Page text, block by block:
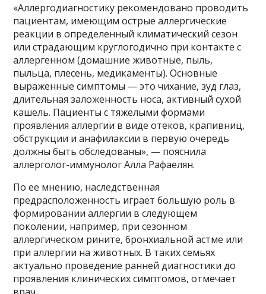
«Аллергодиагностику рекомендовано проводить
пациентам, имеющим острые аллергические
реакции в определенный климатический сезон
или страдающим круглогодично при контакте с
аллергенном (домашние животные, пыль,
пыльца, плесень, медикаменты). Основные
выраженные симптомы — это чихание, зуд глаз,
длительная заложенность носа, активный сухой
кашель. Пациенты с тяжелыми формами
проявления аллергии в виде отеков, крапивниц,
обструкции и анафилаксии в первую очередь
должны быть обследованы», — пояснила
аллерголог-иммунолог Алла Рафаелян.
По ее мнению, наследственная
предрасположенность играет большую роль в
формировании аллергии в следующем
поколении, например, при сезонном
аллергическом рините, бронхиальной астме или
при аллергии на животных. В таких семьях
актуально проведение ранней диагностики до
проявления клинических симптомов, отмечает